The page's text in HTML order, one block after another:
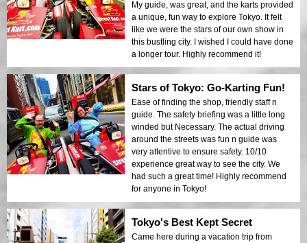
My guide, was great, and the karts provided
a unique, fun way to explore Tokyo. It felt
like we were the stars of our own show in
this bustling city. I wished I could have done
a longer tour. Highly recommend it!
Stars of Tokyo: Go-Karting Fun!
Ease of finding the shop, friendly staff n
guide. The safety briefing was a little long
winded but Necessary. The actual driving
around the streets was fun n guide was
very attentive to ensure safety. 10/10
experience great way to see the city. We
had such a great time! Highly recommend
for anyone in Tokyo!
Tokyo's Best Kept Secret
Came here during a vacation trip from